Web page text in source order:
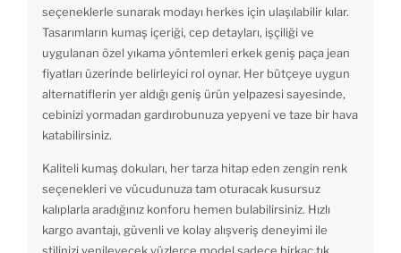
seçeneklerle sunarak modayı herkes için ulaşılabilir kılar.
Tasarımların kumaş içeriği, cep detayları, işçiliği ve
uygulanan özel yıkama yöntemleri erkek geniş paça jean
fiyatları üzerinde belirleyici rol oynar. Her bütçeye uygun
alternatiflerin yer aldığı geniş ürün yelpazesi sayesinde,
cebinizi yormadan gardırobunuza yepyeni ve taze bir hava
katabilirsiniz.
Kaliteli kumaş dokuları, her tarza hitap eden zengin renk
seçenekleri ve vücudunuza tam oturacak kusursuz
kalıplarla aradığınız konforu hemen bulabilirsiniz. Hızlı
kargo avantajı, güvenli ve kolay alışveriş deneyimi ile